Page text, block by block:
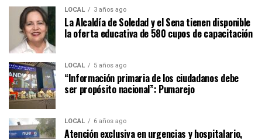
LOCAL 3 años ago
La Alcaldía de Soledad y el Sena tienen disponible
la oferta educativa de 580 cupos de capacitación
LOCAL 5 años ago
“Información primaria de los ciudadanos debe
ser propósito nacional”: Pumarejo
LOCAL 6 años ago
Atención exclusiva en urgencias y hospitalario,